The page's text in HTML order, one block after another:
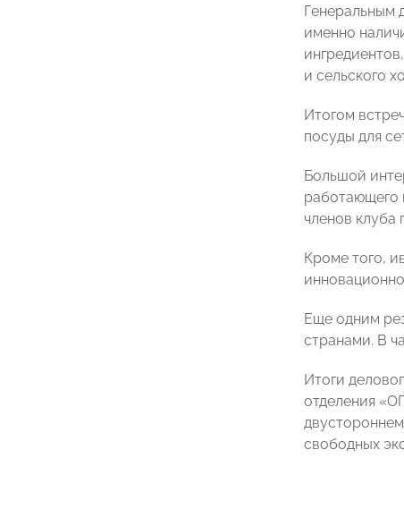
Генеральным
именно
и сельского
Итогом
посуды для
Большой
работающего
членов клуба
Кроме того,
Еще одним
странами. В
Итоги
отделения
свободных